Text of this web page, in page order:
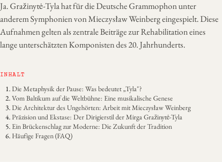
Ja. Gražinytė-Tyla hat für die Deutsche Grammophon unter
anderem Symphonien von Mieczysław Weinberg eingespielt. Diese
Aufnahmen gelten als zentrale Beiträge zur Rehabilitation eines
lange unterschätzten Komponisten des 20. Jahrhunderts.
INHALT
Die Metaphysik der Pause: Was bedeutet „Tyla"?
Vom Baltikum auf die Weltbühne: Eine musikalische Genese
Die Architektur des Ungehörten: Arbeit mit Mieczysław Weinberg
Präzision und Ekstase: Der Dirigierstil der Mirga Gražinytė-Tyla
Ein Brückenschlag zur Moderne: Die Zukunft der Tradition
Häufige Fragen (FAQ)